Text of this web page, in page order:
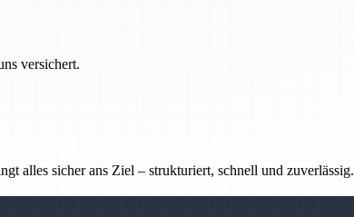
versichert.
alles sicher ans Ziel – strukturiert, schnell und zuverlässig.